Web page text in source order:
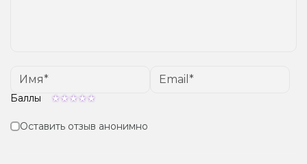
Баллы
Оставить отзыв анонимно